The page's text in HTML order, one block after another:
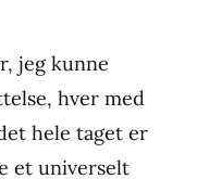
jeg kunne
hver med
hele taget er
et universelt